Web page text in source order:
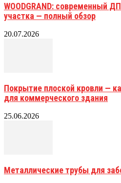
WOODGRAND: современный
участка — полный обзор
20.07.2026
Покрытие плоской кровли —
для коммерческого здания
25.06.2026
Металлические трубы для